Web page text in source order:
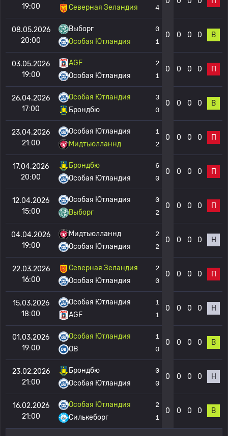
19:00
Северная Зеландия
4
08.05.2026
20:00
Выборг
Особая Ютландия
0
1
0 0 0 0 В
03.05.2026
19:00
AGF
Особая Ютландия
2
1
0 0 0 0 П
26.04.2026
17:00
Особая Ютландия
Брондбю
3
0
0 0 0 0 В
23.04.2026
21:00
Особая Ютландия
Мидтьюлланнд
1
2
0 0 0 0 П
17.04.2026
20:00
Брондбю
Особая Ютландия
6
0
0 0 0 0 П
12.04.2026
15:00
Особая Ютландия
Выборг
0
2
0 0 0 0 П
04.04.2026
19:00
Мидтьюлланнд
Особая Ютландия
2
2
0 0 0 0 Н
22.03.2026
16:00
Северная Зеландия
Особая Ютландия
2
0
0 0 0 0 П
15.03.2026
18:00
Особая Ютландия
AGF
1
1
0 0 0 0 Н
01.03.2026
19:00
Особая Ютландия
OB
1
0
0 0 0 0 В
23.02.2026
21:00
Брондбю
Особая Ютландия
0
0
0 0 0 0 Н
16.02.2026
21:00
Особая Ютландия
Силькеборг
2
1
0 0 0 0 В